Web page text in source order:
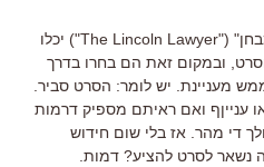
האמת, החמצה. יוצרי "סניגור במבחן" ("The Lincoln Lawyer") יכלו
ובמקום זאת הם בחרו בדרך
מעניינת. יש לומר: הסרט סביר.
ענייןף ואם ראיתם מספיק דרמות
די מהר. אז בלי שום חידוש
נשאר לסרט להציע? דמות.